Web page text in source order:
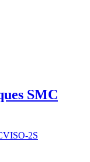
SMC